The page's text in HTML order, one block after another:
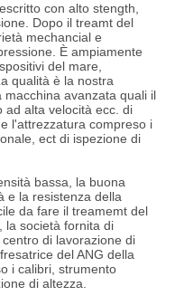
con alto stength,
Dopo il treamt del
mechancial e
È ampiamente
del mare,
qualità è la nostra
avanzata quali il
ad alta velocità ecc. di
l'attrezzatura compreso i
ect di ispezione di
bassa, la buona
e la resistenza della
da fare il treamemt del
la società fornita di
di lavorazione di
del ANG della
i calibri, strumento
di altezza.